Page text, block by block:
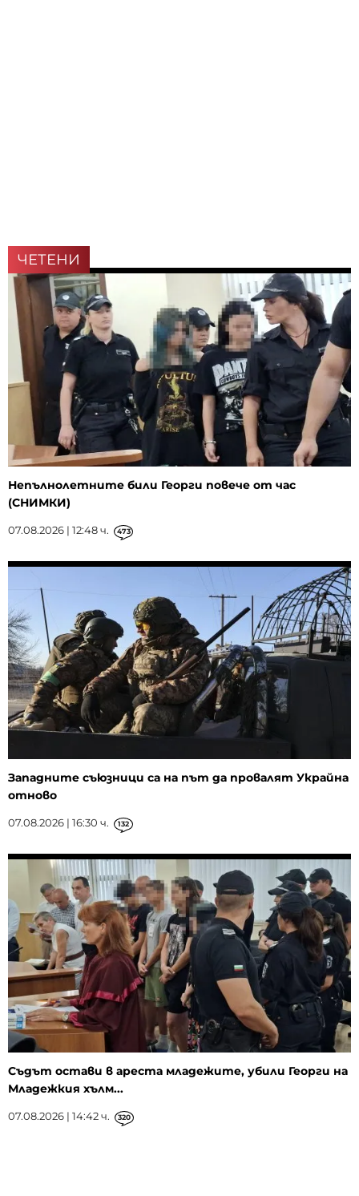
ЧЕТЕНИ
Непълнолетните били Георги повече от час
(СНИМКИ)
07.08.2026 | 12:48 ч. 473
Западните съюзници са на път да провалят Украйна
отново
07.08.2026 | 16:30 ч. 132
Съдът остави в ареста младежите, убили Георги на
Младежкия хълм...
07.08.2026 | 14:42 ч. 320